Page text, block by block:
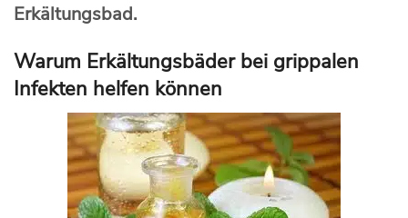
Erkältungsbad.
Warum Erkältungsbäder bei grippalen
Infekten helfen können